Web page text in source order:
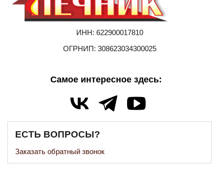
ИНН: 622900017810
ОГРНИП: 308623034300025
Самое интересное здесь:
ЕСТЬ ВОПРОСЫ?
Заказать обратный звонок